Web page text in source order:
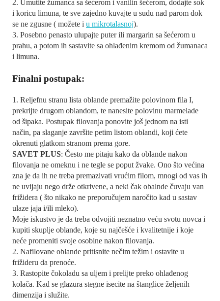
2. Umutite žumanca sa šećerom i vanilin šećerom, dodajte sok
i koricu limuna, te sve zajedno kuvajte u sudu nad parom dok
se ne zgusne ( možete i u mikrotalasnoj).
3. Posebno penasto ulupajte puter ili margarin sa šećerom u
prahu, a potom ih sastavite sa ohlađenim kremom od žumanaca
i limuna.
Finalni postupak:
1. Reljefnu stranu lista oblande premažite polovinom fila I,
prekrijte drugom oblandom, te nanesite polovinu marmelade
od šipaka. Postupak filovanja ponovite još jednom na isti
način, pa slaganje završite petim listom oblandi, koji ćete
okrenuti glatkom stranom prema gore.
SAVET PLUS: Često me pitaju kako da oblande nakon
filovanja ne omeknu i ne tegle se poput žvake. Ono što većina
zna je da ih ne treba premazivati vrućim filom, mnogi od vas ih
ne uvijaju nego drže otkrivene, a neki čak obalnde čuvaju van
frižidera ( što nikako ne preporučujem naročito kad u sastav
ulaze jaja i/ili mleko).
Moje iskustvo je da treba odvojiti neznatno veću svotu novca i
kupiti skuplje oblande, koje su najčešće i kvalitetnije i koje
neće promeniti svoje osobine nakon filovanja.
2. Nafilovane oblande pritisnite nečim težim i ostavite u
frižideru da prenoće.
3. Rastopite čokoladu sa uljem i prelijte preko ohlađenog
kolača. Kad se glazura stegne isecite na štanglice željenih
dimenzija i služite.